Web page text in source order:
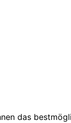
das